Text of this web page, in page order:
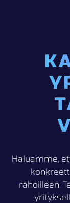
Haluamme,
rahoilleen.